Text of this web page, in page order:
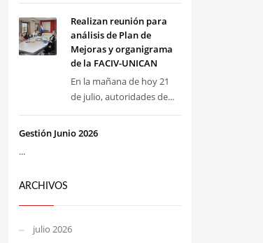
Realizan reunión para
análisis de Plan de
Mejoras y organigrama
de la FACIV-UNICAN
En la mañana de hoy 21
de julio, autoridades de...
Gestión Junio 2026
...
ARCHIVOS
julio 2026